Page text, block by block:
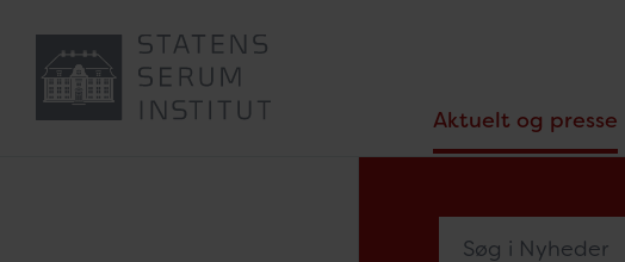
Aktuelt og presse